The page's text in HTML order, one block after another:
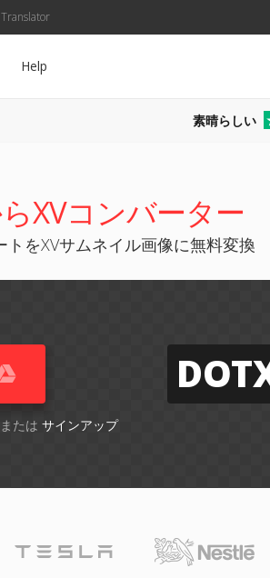
Help
素晴らしい
XVコンバーター
トをXVサムネイル画像に無料変換
たは サインアップ